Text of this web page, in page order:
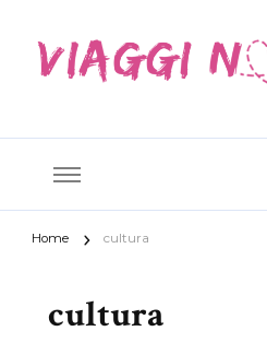
Home cultura
cultura